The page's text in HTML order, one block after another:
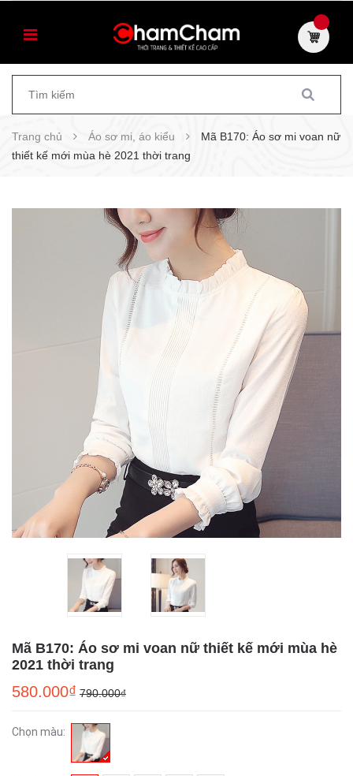
Trang chủ Áo sơ mi, áo kiểu
Mã B170: Áo sơ mi voan nữ
thiết kế mới mùa hè 2021 thời trang
Mã B170: Áo sơ mi voan nữ thiết kế mới mùa hè
2021 thời trang
580.000₫ 790.000₫
Chọn màu: